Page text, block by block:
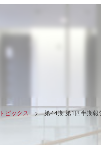
トピックス >第44期 第1四半期報